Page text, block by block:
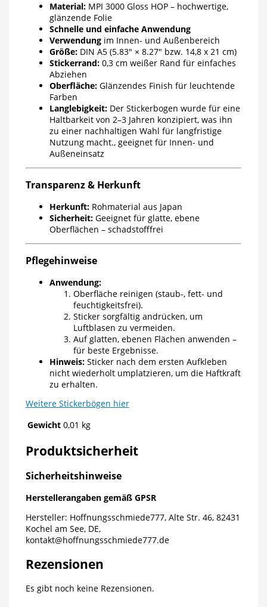
Material:MPI 3000 Gloss HOP – hochwertige,
glänzende Folie
Schnelle und einfache Anwendung
Verwendungim Innen- und Außenbereich
Größe: DIN A5 (5.83″ × 8.27″ bzw. 14,8 x 21 cm)
Stickerrand:0,3 cm weißer Rand für einfaches
Abziehen
Oberfläche:Glänzendes Finish für leuchtende
Farben
Langlebigkeit:Der Stickerbogen wurde für eine
Haltbarkeit von 2–3 Jahren konzipiert, was ihn
zu einer nachhaltigen Wahl für langfristige
Nutzung macht., geeignet für Innen- und
Außeneinsatz
Transparenz & Herkunft
Herkunft:Rohmaterial aus Japan
Sicherheit:Geeignet für glatte, ebene
Oberflächen – schadstofffrei
Pflegehinweise
Anwendung:
Oberfläche reinigen (staub-, fett- und
feuchtigkeitsfrei).
Sticker sorgfältig andrücken, um
Luftblasen zu vermeiden.
Auf glatten, ebenen Flächen anwenden –
für beste Ergebnisse.
Hinweis:Sticker nach dem ersten Aufkleben
nicht wiederholt umplatzieren, um die Haftkraft
zu erhalten.
Weitere Stickerbögen hier
Gewicht 0,01 kg
Produktsicherheit
Sicherheitshinweise
Herstellerangaben gemäß GPSR
Hersteller: Hoffnungsschmiede777, Alte Str. 46, 82431
Kochel am See, DE,
kontakt@hoffnungsschmiede777.de
Rezensionen
Es gibt noch keine Rezensionen.